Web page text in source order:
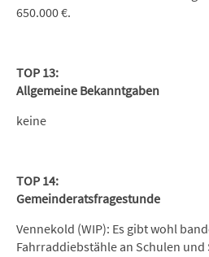
650.000 €.
TOP 13:
Allgemeine Bekanntgaben
keine
TOP 14:
Gemeinderatsfragestunde
Vennekold (WIP): Es gibt wohl
Fahrraddiebstähle an Schulen und